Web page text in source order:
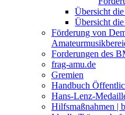
Übersicht
Übersicht
Förderung von
Forderungen des
frag-amu.de
Gremien
Handbuch
Hans-Lenz-
Hilfsmaßnahmen |